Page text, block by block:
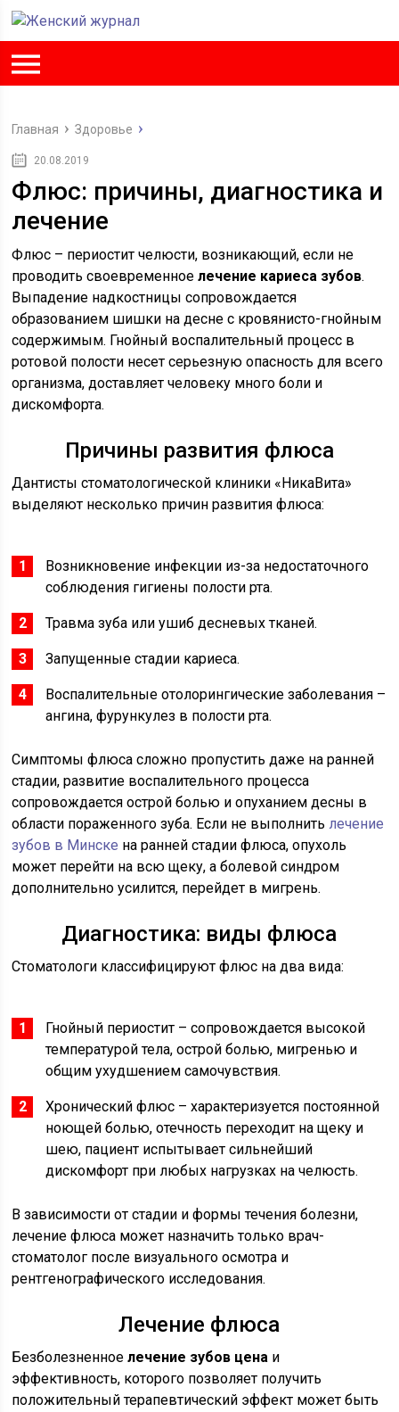
Главная Здоровье
20.08.2019
Флюс: причины, диагностика и
лечение
Флюс – периостит челюсти, возникающий, если не
проводить своевременноелечение кариеса зубов.
Выпадение надкостницы сопровождается
образованием шишки на десне с кровянисто-гнойным
содержимым. Гнойный воспалительный процесс в
ротовой полости несет серьезную опасность для всего
организма, доставляет человеку много боли и
дискомфорта.
Причины развития флюса
Дантисты стоматологической клиники «НикаВита»
выделяют несколько причин развития флюса:
Возникновение инфекции из-за недостаточного
соблюдения гигиены полости рта.
Травма зуба или ушиб десневых тканей.
Запущенные стадии кариеса.
Воспалительные отолорингические заболевания –
ангина, фурункулез в полости рта.
Симптомы флюса сложно пропустить даже на ранней
стадии, развитие воспалительного процесса
сопровождается острой болью и опуханием десны в
области пораженного зуба. Если не выполнитьлечение
зубов в Минске на ранней стадии флюса, опухоль
может перейти на всю щеку, а болевой синдром
дополнительно усилится, перейдет в мигрень.
Диагностика: виды флюса
Стоматологи классифицируют флюс на два вида:
Гнойный периостит – сопровождается высокой
температурой тела, острой болью, мигренью и
общим ухудшением самочувствия.
Хронический флюс – характеризуется постоянной
ноющей болью, отечность переходит на щеку и
шею, пациент испытывает сильнейший
дискомфорт при любых нагрузках на челюсть.
В зависимости от стадии и формы течения болезни,
лечение флюса может назначить только врач-
стоматолог после визуального осмотра и
рентгенографического исследования.
Лечение флюса
Безболезненноелечение зубов цена и
эффективность, которого позволяет получить
положительный терапевтический эффект может быть